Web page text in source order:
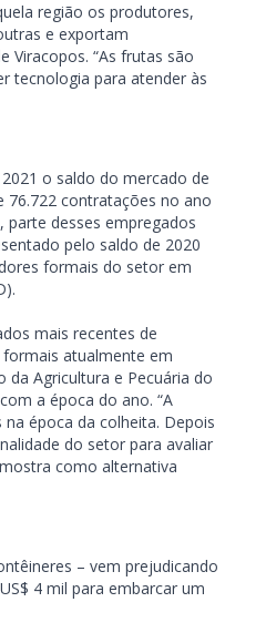
região os produtores,
e exportam
Viracopos. “As frutas são
tecnologia para atender às
o saldo do mercado de
contratações no ano
desses empregados
pelo saldo de 2020
formais do setor em
mais recentes de
atualmente em
da Agricultura e Pecuária do
a época do ano. “A
época da colheita. Depois
do setor para avaliar
como alternativa
– vem prejudicando
4 mil para embarcar um